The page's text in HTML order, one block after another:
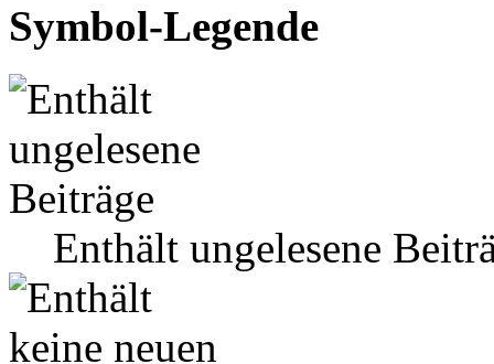
Symbol-Legende
Enthält ungelesene